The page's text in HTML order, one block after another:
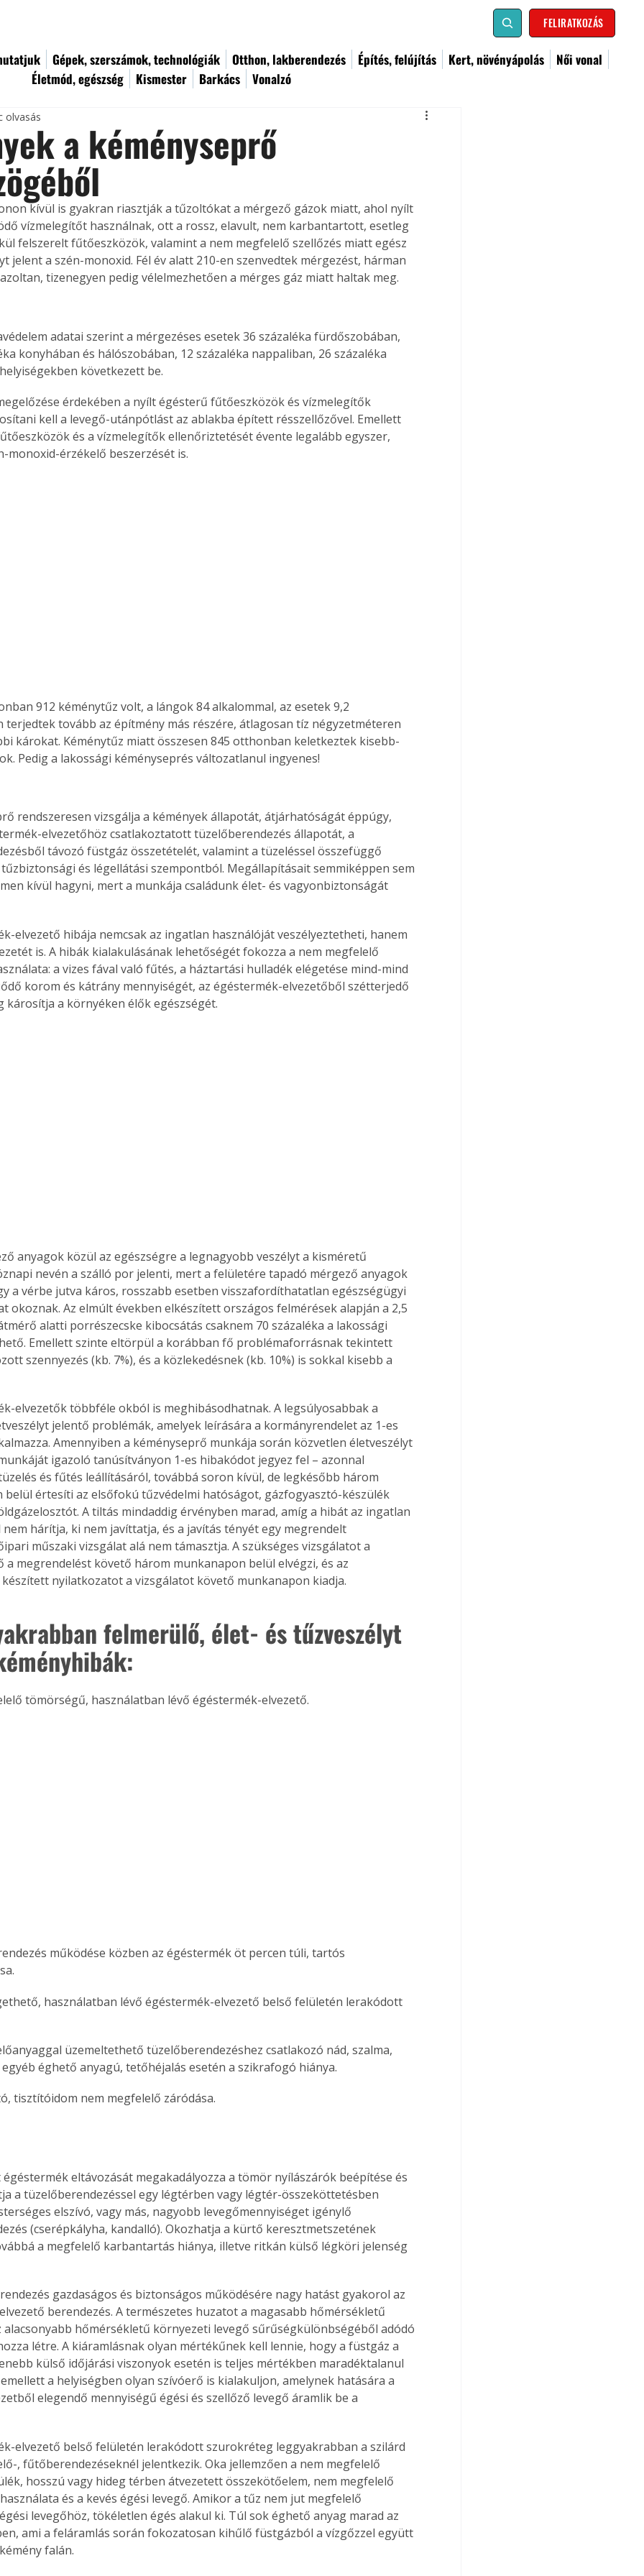
FELIRATKOZÁS
Gépek, szerszámok, technológiák Otthon, lakberendezés Építés, felújítás Kert, növényápolás
Női vonal
Életmód, egészség
Kismester Barkács Vonalzó
az
Old
új,
egyedi
vagy
is
Bárhol,
A
Együtt jobban megéri!
könyvek tetszőleges
párosítással kedvezményes
áron, 0 Ft postaköltséggel
megrendelhetők!
Gyógyító növények: a
a kéményseprő
olvasás
kívül is gyakran riasztják a tűzoltókat a mérgező gázok miatt, ahol nyílt
vízmelegítőt használnak, ott a rossz, elavult, nem karbantartott, esetleg
felszerelt fűtőeszközök, valamint a nem megfelelő szellőzés miatt egész
jelent a szén-monoxid. Fél év alatt 210-en szenvedtek mérgezést, hárman
tizenegyen pedig vélelmezhetően a mérges gáz miatt haltak meg.
adatai szerint a mérgezéses esetek 36 százaléka fürdőszobában,
konyhában és hálószobában, 12 százaléka nappaliban, 26 százaléka
következett be.
érdekében a nyílt égésterű fűtőeszközök és vízmelegítők
kell a levegő-utánpótlást az ablakba épített résszellőzővel. Emellett
és a vízmelegítők ellenőriztetését évente legalább egyszer,
monoxid-érzékelő beszerzését is.
912 kéménytűz volt, a lángok 84 alkalommal, az esetek 9,2
terjedtek tovább az építmény más részére, átlagosan tíz négyzetméteren
károkat. Kéménytűz miatt összesen 845 otthonban keletkeztek kisebb-
Pedig a lakossági kéményseprés változatlanul ingyenes!
rendszeresen vizsgálja a kémények állapotát, átjárhatóságát éppúgy,
elvezetőhöz csatlakoztatott tüzelőberendezés állapotát, a
távozó füstgáz összetételét, valamint a tüzeléssel összefüggő
és légellátási szempontból. Megállapításait semmiképpen sem
kívül hagyni, mert a munkája családunk élet- és vagyonbiztonságát
elvezető hibája nemcsak az ingatlan használóját veszélyeztetheti, hanem
is. A hibák kialakulásának lehetőségét fokozza a nem megfelelő
a vizes fával való fűtés, a háztartási hulladék elégetése mind-mind
korom és kátrány mennyiségét, az égéstermék-elvezetőből szétterjedő
károsítja a környéken élők egészségét.
anyagok közül az egészségre a legnagyobb veszélyt a kisméretű
nevén a szálló por jelenti, mert a felületére tapadó mérgező anyagok
a vérbe jutva káros, rosszabb esetben visszafordíthatatlan egészségügyi
okoznak. Az elmúlt években elkészített országos felmérések alapján a 2,5
alatti porrészecske kibocsátás csaknem 70 százaléka a lakossági
Emellett szinte eltörpül a korábban fő problémaforrásnak tekintett
szennyezés (kb. 7%), és a közlekedésnek (kb. 10%) is sokkal kisebb a
elvezetők többféle okból is meghibásodhatnak. A legsúlyosabbak a
jelentő problémák, amelyek leírására a kormányrendelet az 1-es
Amennyiben a kéményseprő munkája során közvetlen életveszélyt
igazoló tanúsítványon 1-es hibakódot jegyez fel – azonnal
és fűtés leállításáról, továbbá soron kívül, de legkésőbb három
belül értesíti az elsőfokú tűzvédelmi hatóságot, gázfogyasztó-készülék
A tiltás mindaddig érvényben marad, amíg a hibát az ingatlan
nem hárítja, ki nem javíttatja, és a javítás tényét egy megrendelt
műszaki vizsgálat alá nem támasztja. A szükséges vizsgálatot a
a megrendelést követő három munkanapon belül elvégzi, és az
nyilatkozatot a vizsgálatot követő munkanapon kiadja.
felmerülő, élet- és tűzveszélyt
tömörségű, használatban lévő égéstermék-elvezető.
működése közben az égéstermék öt percen túli, tartós
használatban lévő égéstermék-elvezető belső felületén lerakódott
üzemeltethető tüzelőberendezéshez csatlakozó nád, szalma,
éghető anyagú, tetőhéjalás esetén a szikrafogó hiánya.
tisztítóidom nem megfelelő záródása.
eltávozását megakadályozza a tömör nyílászárók beépítése és
a tüzelőberendezéssel egy légtérben vagy légtér-összeköttetésben
elszívó, vagy más, nagyobb levegőmennyiséget igénylő
(cserépkályha, kandalló). Okozhatja a kürtő keresztmetszetének
a megfelelő karbantartás hiánya, illetve ritkán külső légköri jelenség
gazdaságos és biztonságos működésére nagy hatást gyakorol az
berendezés. A természetes huzatot a magasabb hőmérsékletű
alacsonyabb hőmérsékletű környezeti levegő sűrűségkülönbségéből adódó
létre. A kiáramlásnak olyan mértékűnek kell lennie, hogy a füstgáz a
külső időjárási viszonyok esetén is teljes mértékben maradéktalanul
a helyiségben olyan szívóerő is kialakuljon, amelynek hatására a
elegendő mennyiségű égési és szellőző levegő áramlik be a
elvezető belső felületén lerakódott szurokréteg leggyakrabban a szilárd
, fűtőberendezéseknél jelentkezik. Oka jellemzően a nem megfelelő
hosszú vagy hideg térben átvezetett összekötőelem, nem megfelelő
és a kevés égési levegő. Amikor a tűz nem jut megfelelő
levegőhöz, tökéletlen égés alakul ki. Túl sok éghető anyag marad az
ami a feláramlás során fokozatosan kihűlő füstgázból a vízgőzzel együtt
falán.